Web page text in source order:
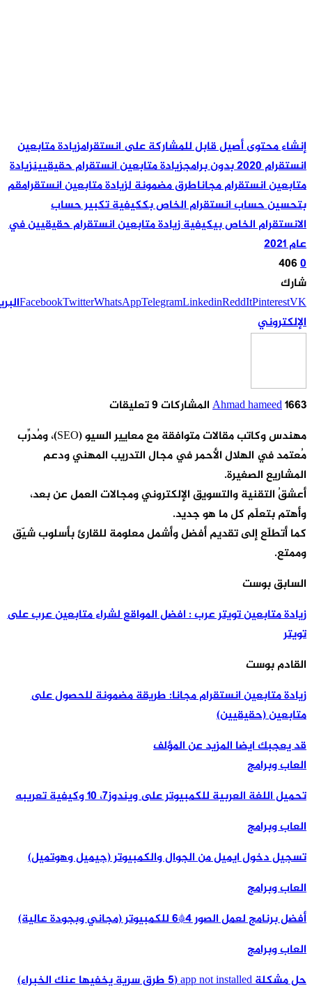
إنشاء محتوى أصيل قابل للمشاركة على انستقرامزيادة متابعين
انستقرام 2020 بدون برامج
زيادة متابعين انستقرام حقيقيينزيادة
متابعين انستقرام مجاناطرق مضمونة لزيادة متابعين انستقرامقم
بتحسين حساب انستقرام الخاص بككيفية تكبير حساب
الانستقرام الخاص بيكيفية زيادة متابعين انستقرام حقيقيين في
عام 2021
406
شارك
FacebookTwitterWhatsAppTelegramLinkedinReddItPinterestVK
البريد
الإلكتروني
Ahmad hameed1663 المشاركات
9 تعليقات
مهندس وكاتب مقالات متوافقة مع معايير السيو (SEO)، ومُدرِّب
مُعتمد في الهلال الأحمر في مجال التدريب المهني ودعم
المشاريع الصغيرة.
أعشقُ التقنية والتسويق الإلكتروني ومجالات العمل عن بعد،
وأهتم بتعلّم كل ما هو جديد.
كما أتطلّع إلى تقديم أفضل وأشمل معلومة للقارئ بأسلوب شيّق
وممتع.
السابق بوست
زيادة متابعين تويتر عرب : افضل المواقع لشراء متابعين عرب على
تويتر
القادم بوست
زيادة متابعين انستقرام مجانا: طريقة مضمونة للحصول على
متابعين (حقيقيين)
قد يعجبك ايضاالمزيد عن المؤلف
العاب وبرامج
تحميل اللغة العربية للكمبيوتر على ويندوز7، 10 وكيفية تعريبه
العاب وبرامج
تسجيل دخول ايميل من الجوال والكمبيوتر (جيميل وهوتميل)
العاب وبرامج
أفضل برنامج لعمل الصور 4*6 للكمبيوتر (مجاني وبجودة عالية)
العاب وبرامج
حل مشكلة app not installed (5 طرق سرية يخفيها عنك الخبراء)